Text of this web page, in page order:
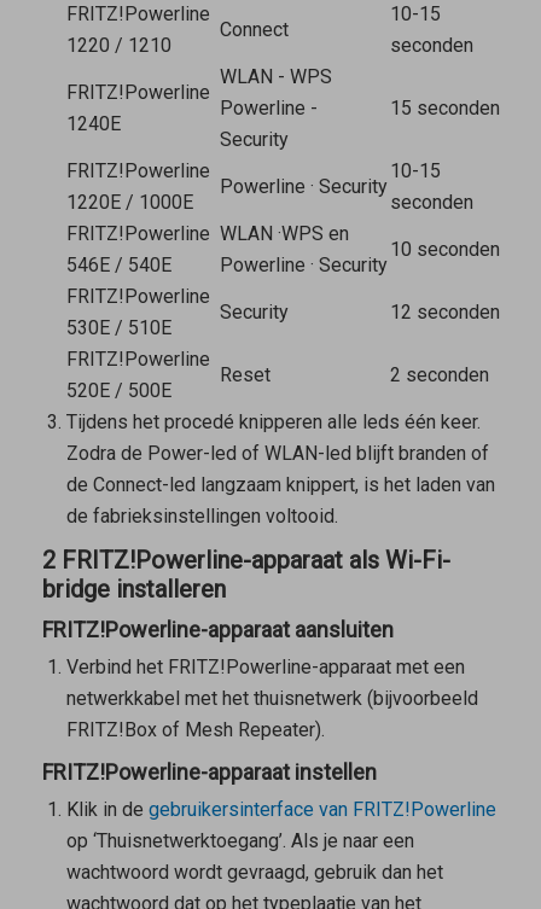
FRITZ!Powerline
1220 / 1210
Connect
10-15
seconden
FRITZ!Powerline
1240E
WLAN - WPS
Powerline -
Security
15 seconden
FRITZ!Powerline
1220E / 1000E
Powerline · Security
10-15
seconden
FRITZ!Powerline
546E / 540E
WLAN ·WPS en
Powerline · Security
10 seconden
FRITZ!Powerline
530E / 510E
Security 12 seconden
FRITZ!Powerline
520E / 500E
Reset 2 seconden
Tijdens het procedé knipperen alle leds één keer.
Zodra de Power-led of WLAN-led blijft branden of
de Connect-led langzaam knippert, is het laden van
de fabrieksinstellingen voltooid.
2 FRITZ!Powerline-apparaat als Wi-Fi-
bridge installeren
FRITZ!Powerline-apparaat aansluiten
Verbind het FRITZ!Powerline-apparaat met een
netwerkkabel met het thuisnetwerk (bijvoorbeeld
FRITZ!Box of Mesh Repeater).
FRITZ!Powerline-apparaat instellen
Klik in de gebruikersinterface van FRITZ!Powerline
op ‘Thuisnetwerktoegang’. Als je naar een
wachtwoord wordt gevraagd, gebruik dan het
wachtwoord dat op het typeplaatje van het